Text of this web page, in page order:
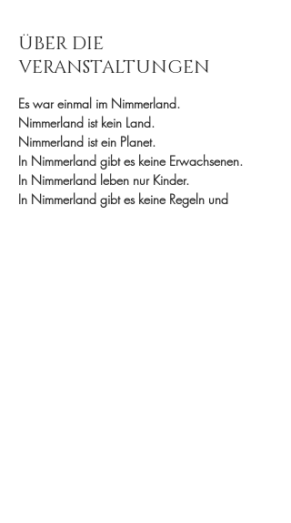
ÜBER DIE
VERANSTALTUNGEN
Es war einmal im Nimmerland.
Nimmerland ist kein Land.
Nimmerland ist ein Planet.
In Nimmerland gibt es keine Erwachsenen.
In Nimmerland leben nur Kinder.
In Nimmerland gibt es keine Regeln und